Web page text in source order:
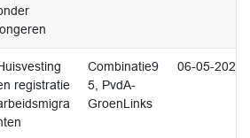
registratie
Combinatie9
5, PvdA-
GroenLinks
06-05-2025